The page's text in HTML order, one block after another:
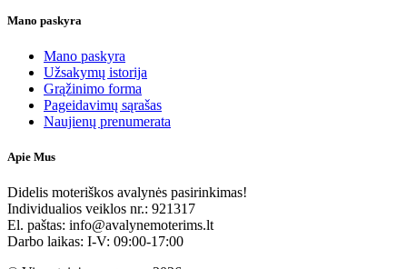
Mano paskyra
Mano paskyra
Užsakymų istorija
Grąžinimo forma
Pageidavimų sąrašas
Naujienų prenumerata
Apie Mus
Didelis moteriškos avalynės pasirinkimas!
Individualios veiklos nr.: 921317
El. paštas: info@avalynemoterims.lt
Darbo laikas: I-V: 09:00-17:00